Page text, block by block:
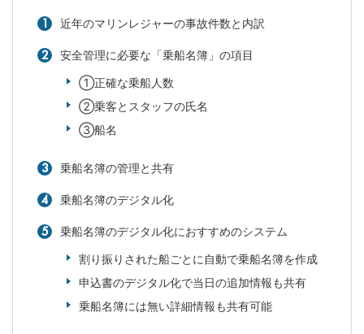
近年のマリンレジャーの事故件数と内訳
安全管理に必要な「乗船名簿」の項目
①正確な乗船人数
②乗客とスタッフの氏名
③船名
乗船名簿の管理と共有
乗船名簿のデジタル化
乗船名簿のデジタル化におすすめのシステム
割り振りされた船ごとに自動で乗船名簿を作成
申込書のデジタル化で当日の追加情報も共有
乗船名簿には無い詳細情報も共有可能